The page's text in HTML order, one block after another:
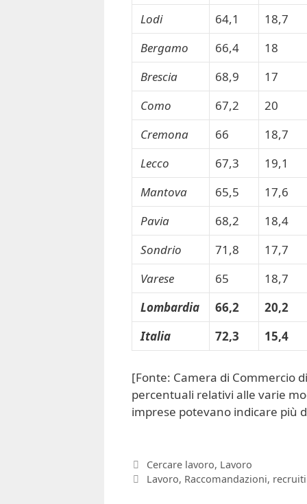
Lodi
64,1 18,7
Bergamo
66,4 18
Brescia
68,9 17
Como
67,2 20
Cremona
66 18,7
Lecco
67,3 19,1
Mantova
65,5 17,6
Pavia
68,2 18,4
Sondrio
71,8 17,7
Varese
65 18,7
Lombardia
66,2 20,2
Italia
72,3 15,4
[Fonte: Camera di Commercio
percentuali relativi alle varie
imprese potevano indicare più
Categorie
Cercare lavoro, Lavoro
Tag
Lavoro, Raccomandazioni,